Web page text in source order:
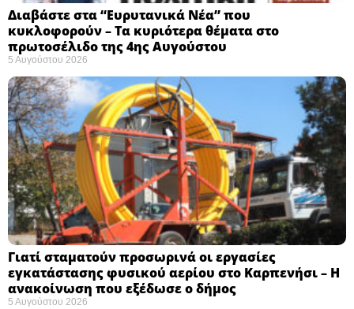
Διαβάστε στα “Ευρυτανικά Νέα” που
κυκλοφορούν – Τα κυριότερα θέματα στο
πρωτοσέλιδο της 4ης Αυγούστου
5 Αυγούστου 2026
Γιατί σταματούν προσωρινά οι εργασίες
εγκατάστασης φυσικού αερίου στο Καρπενήσι – Η
ανακοίνωση που εξέδωσε ο δήμος
5 Αυγούστου 2026